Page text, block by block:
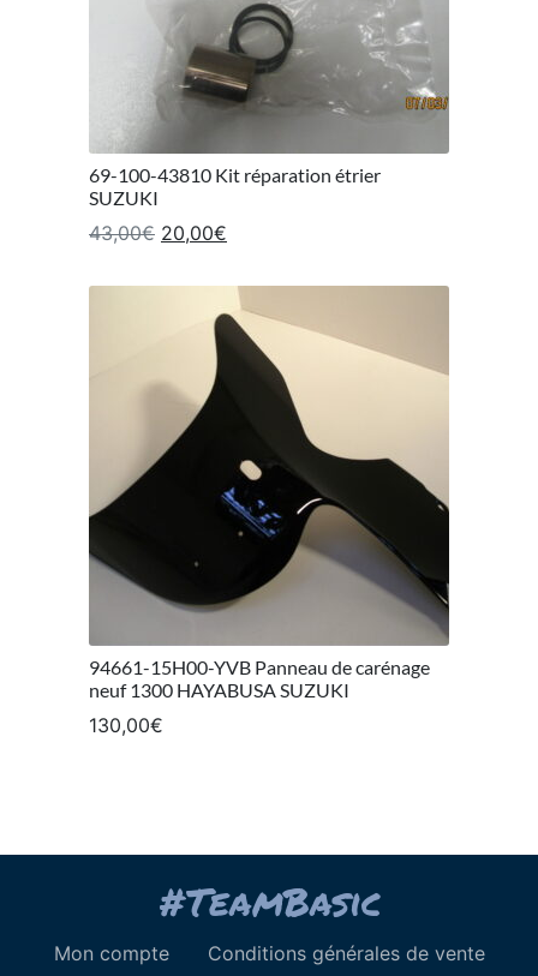
69-100-43810 Kit réparation étrier
SUZUKI
43,00€ Le prix initial était : 43,00€.
20,00€
94661-15H00-YVB Panneau de carénage
neuf 1300 HAYABUSA SUZUKI
130,00€
Mon compte Conditions générales de vente